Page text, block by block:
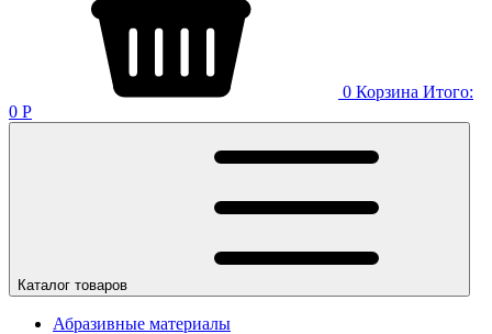
0 Корзина Итого:
0 Р
Каталог товаров
Абразивные материалы